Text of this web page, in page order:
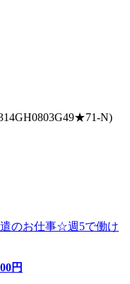
N)
遣のお仕事☆週5で働け
円